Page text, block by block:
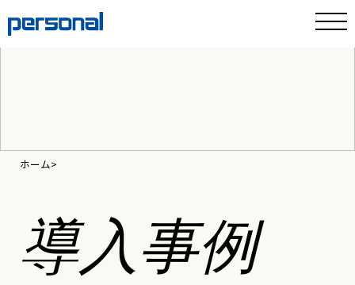
ホーム
導入事例